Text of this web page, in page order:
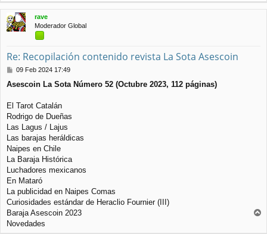
i
rave
Moderador Global
Re: Recopilación contenido revista La Sota Asescoin
M
n
a
j
09 Feb 2024 17:49
Asescoin La Sota Número 52 (Octubre 2023, 112 páginas)
El Tarot Catalán
Rodrigo de Dueñas
Las Lagus / Lajus
Las barajas heráldicas
Naipes en Chile
La Baraja Histórica
Luchadores mexicanos
En Mataró
La publicidad en Naipes Comas
Curiosidades estándar de Heraclio Fournier (III)
Baraja Asescoin 2023
Novedades